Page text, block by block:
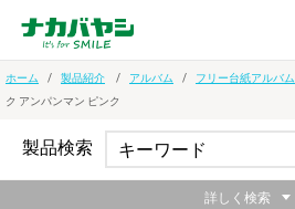
ホーム 製品紹介 アルバム フリー台紙アルバム
ク アンパンマン ピンク
製品検索
詳しく検索